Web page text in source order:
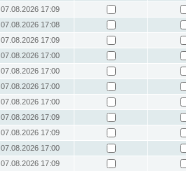
07.08.2026 17:09
07.08.2026 17:08
07.08.2026 17:09
07.08.2026 17:00
07.08.2026 17:00
07.08.2026 17:00
07.08.2026 17:00
07.08.2026 17:09
07.08.2026 17:09
07.08.2026 17:00
07.08.2026 17:09